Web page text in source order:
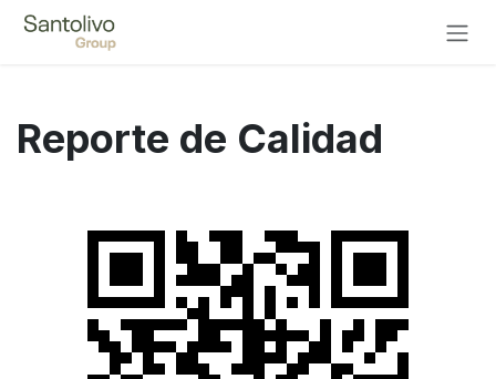
Ir al contenido
Reporte de Calidad